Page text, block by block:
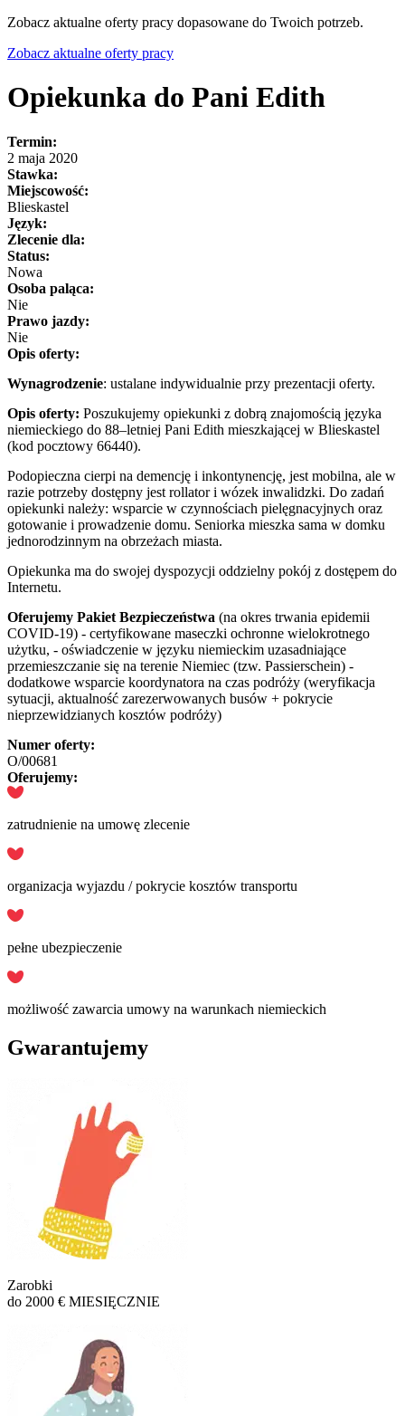
Zobacz aktualne oferty pracy dopasowane do Twoich potrzeb.
Zobacz aktualne oferty pracy
Opiekunka do Pani Edith
Termin:
2 maja 2020
Stawka:
Miejscowość:
Blieskastel
Język:
Zlecenie dla:
Status:
Nowa
Osoba paląca:
Nie
Prawo jazdy:
Nie
Opis oferty:
Wynagrodzenie: ustalane indywidualnie przy prezentacji oferty.
Opis oferty: Poszukujemy opiekunki z dobrą znajomością języka
niemieckiego do 88–letniej Pani Edith mieszkającej w Blieskastel
(kod pocztowy 66440).
Podopieczna cierpi na demencję i inkontynencję, jest mobilna, ale w
razie potrzeby dostępny jest rollator i wózek inwalidzki. Do zadań
opiekunki należy: wsparcie w czynnościach pielęgnacyjnych oraz
gotowanie i prowadzenie domu. Seniorka mieszka sama w domku
jednorodzinnym na obrzeżach miasta.
Opiekunka ma do swojej dyspozycji oddzielny pokój z dostępem do
Internetu.
Oferujemy Pakiet Bezpieczeństwa (na okres trwania epidemii
COVID-19) - certyfikowane maseczki ochronne wielokrotnego
użytku, - oświadczenie w języku niemieckim uzasadniające
przemieszczanie się na terenie Niemiec (tzw. Passierschein) -
dodatkowe wsparcie koordynatora na czas podróży (weryfikacja
sytuacji, aktualność zarezerwowanych busów + pokrycie
nieprzewidzianych kosztów podróży)
Numer oferty:
O/00681
Oferujemy:
zatrudnienie na umowę zlecenie
organizacja wyjazdu / pokrycie kosztów transportu
pełne ubezpieczenie
możliwość zawarcia umowy na warunkach niemieckich
Gwarantujemy
Zarobki
do 2000 € MIESIĘCZNIE